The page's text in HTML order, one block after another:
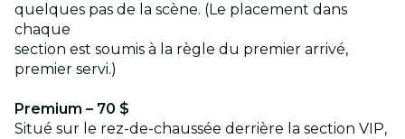
quelques pas de la scène. (Le placement dans
chaque
section est soumis à la règle du premier arrivé,
premier servi.)
Premium – 70 $
Situé sur le rez-de-chaussée derrière la section VIP,